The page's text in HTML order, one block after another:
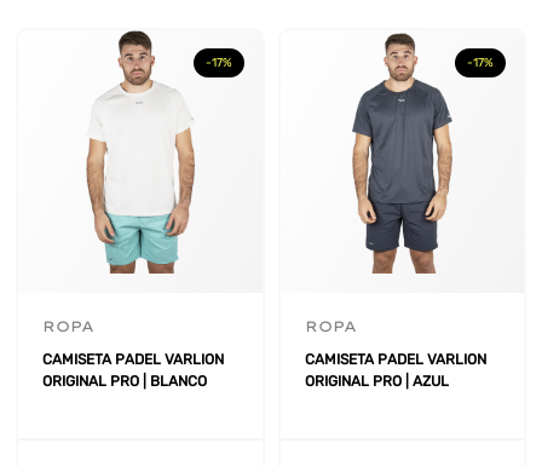
-17%
ROPA
CAMISETA PADEL VARLION
ORIGINAL PRO | BLANCO
-17%
ROPA
CAMISETA PADEL VARLION
ORIGINAL PRO | AZUL